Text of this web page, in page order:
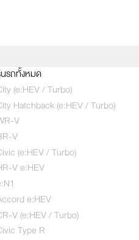
รถทั้งหมด
(e:HEV / Turbo)
Hatchback (e:HEV / Turbo)
V
V
(e:HEV / Turbo)
V e:HEV
e:HEV
V (e:HEV / Turbo)
Type R
อง ทดลองขับเลย!
เลือกคันที่ใช่